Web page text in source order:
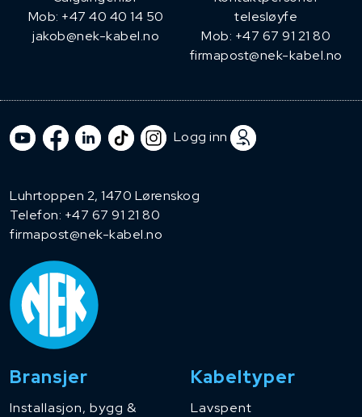
Mob: +47 40 40 14 50
jakob@nek-kabel.no
telesløyfe
Mob: +47 67 91 21 80
firmapost@nek-kabel.no
Logg inn
Luhrtoppen 2, 1470 Lørenskog
Telefon: +47 67 91 21 80
firmapost@nek-kabel.no
Bransjer
Installasjon, bygg &
Kabeltyper
Lavspent